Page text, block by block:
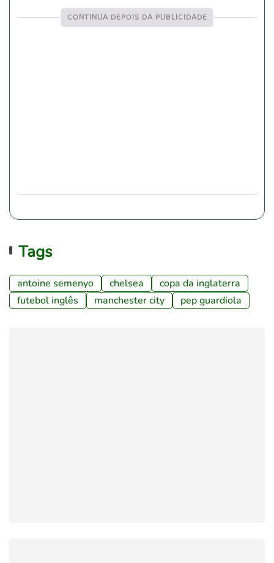
Tags
antoine semenyo chelsea
copa da inglaterra
futebol inglês
manchester city pep guardiola